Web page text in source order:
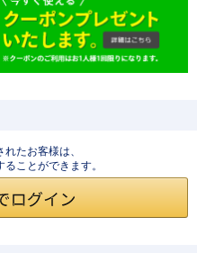
たお客様は、
ことができます。